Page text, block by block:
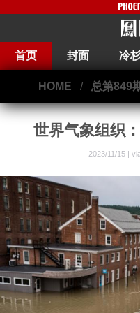
首页 封面 冷
HOME / 总第849
世界气象组织
2023/11/15 |